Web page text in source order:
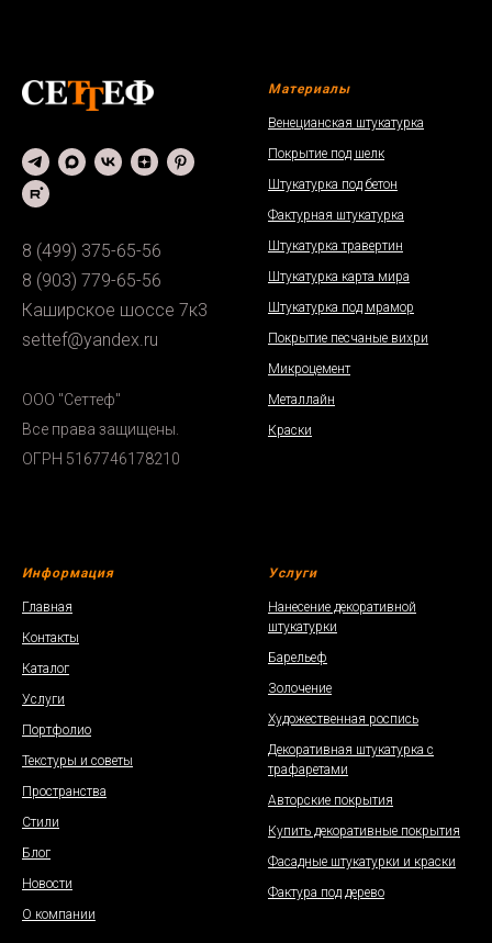
8 (499) 375-65-56
8 (903) 779-65-56
Каширское шоссе 7к3
settef@yandex.ru
ООО "Сеттеф"
Все права защищены.
ОГРН 5167746178210
Материалы
Венецианская штукатурка
Покрытие под шелк
Штукатурка под бетон
Фактурная штукатурка
Штукатурка травертин
Штукатурка карта мира
Штукатурка под мрамор
Покрытие песчаные вихри
Микроцемент
Металлайн
Краски
Информация
Главная
Контакты
Каталог
Услуги
Портфолио
Текстуры и советы
Пространства
Стили
Блог
Новости
О компании
Услуги
Нанесение декоративной
штукатурки
Барельеф
Золочение
Художественная роспись
Декоративная штукатурка с
трафаретами
Авторские покрытия
Купить декоративные покрытия
Фасадные штукатурки и краски
Фактура под дерево